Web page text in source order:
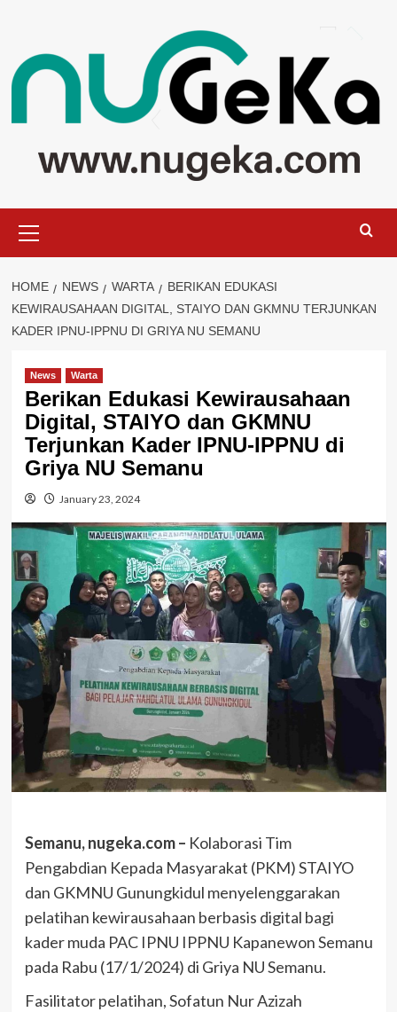
content
Menu
HOME NEWS WARTA
BERIKAN EDUKASI
KEWIRAUSAHAAN DIGITAL, STAIYO DAN GKMNU TERJUNKAN
KADER IPNU-IPPNU DI GRIYA NU SEMANU
News Warta
Berikan Edukasi Kewirausahaan
Digital, STAIYO dan GKMNU
Terjunkan Kader IPNU-IPPNU di
Griya NU Semanu
January 23, 2024
Semanu, nugeka.com – Kolaborasi Tim
Pengabdian Kepada Masyarakat (PKM) STAIYO
dan GKMNU Gunungkidul menyelenggarakan
pelatihan kewirausahaan berbasis digital bagi
kader muda PAC IPNU IPPNU Kapanewon Semanu
pada Rabu (17/1/2024) di Griya NU Semanu.
Fasilitator pelatihan, Sofatun Nur Azizah